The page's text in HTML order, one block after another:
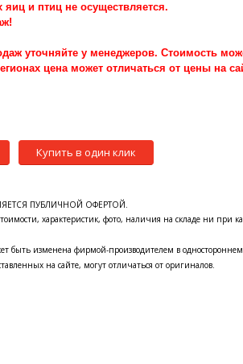
и птиц не осуществляется.
уточняйте у менеджеров. Стоимость
цена может отличаться от цены на
Купить в один клик
ПУБЛИЧНОЙ ОФЕРТОЙ.
характеристик, фото, наличия на складе ни при
быть изменена фирмой-производителем в
на сайте, могут отличаться от оригиналов.